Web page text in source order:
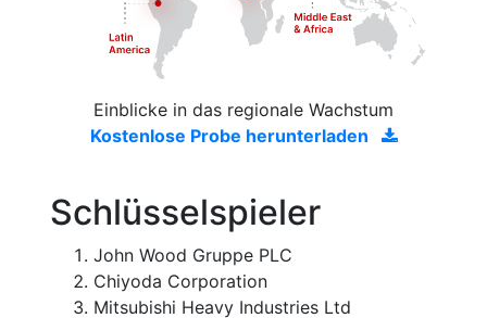
Einblicke in das regionale Wachstum
Kostenlose Probe herunterladen
Schlüsselspieler
John Wood Gruppe PLC
Chiyoda Corporation
Mitsubishi Heavy Industries Ltd